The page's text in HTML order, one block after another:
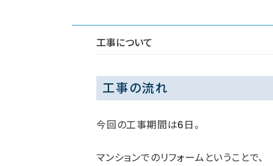
工事について
工事の流れ
今回の工事期間は6日。
マンションでのリフォームということで、